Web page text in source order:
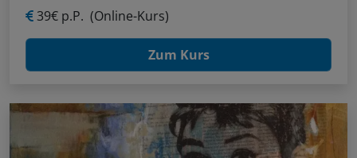
39€ p.P. (Online-Kurs)
Zum Kurs